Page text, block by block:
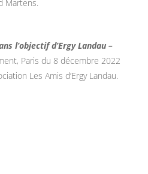
Martens.
l’objectif d’Ergy Landau –
Paris du 8 décembre 2022
Les Amis d’Ergy Landau.